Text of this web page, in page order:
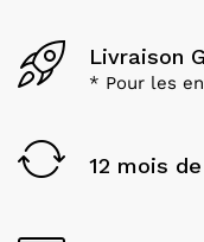
Livraison
* Pour les
12 mois